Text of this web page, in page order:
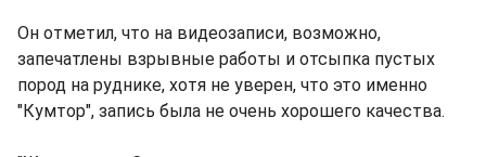
Он отметил, что на видеозаписи, возможно,
запечатлены взрывные работы и отсыпка пустых
пород на руднике, хотя не уверен, что это именно
"Кумтор", запись была не очень хорошего качества.